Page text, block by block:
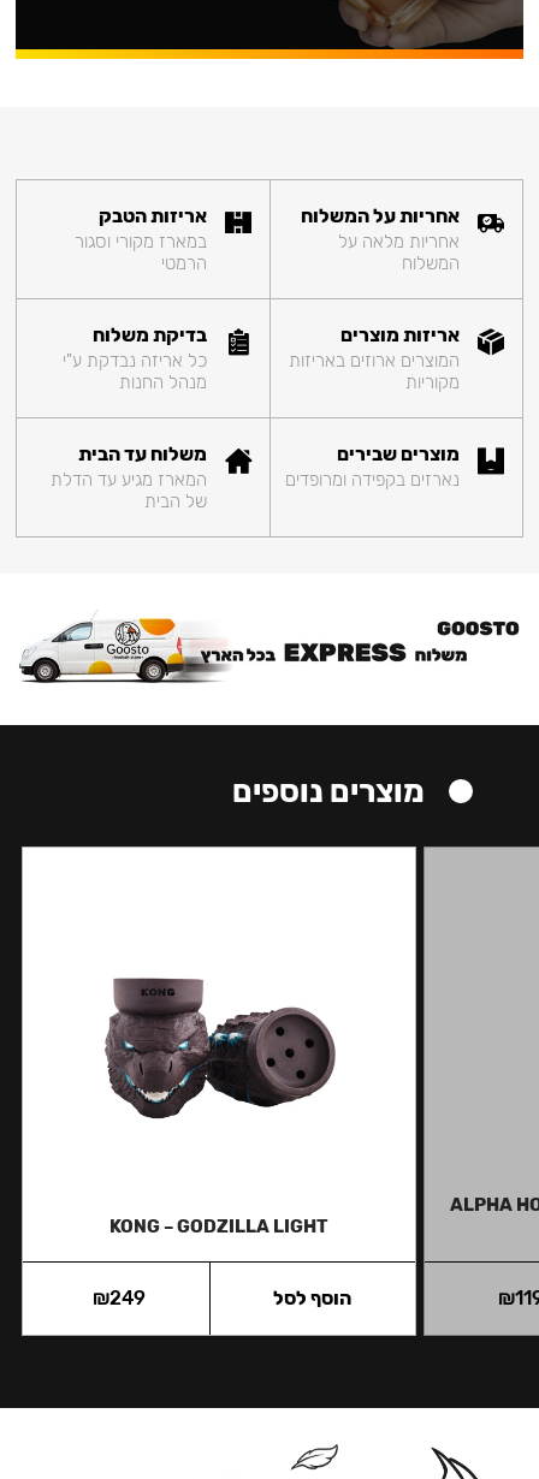
אחריות על המשלוח
אחריות מלאה על
המשלוח
אריזות הטבק
במארז מקורי וסגור
הרמטי
אריזות מוצרים
המוצרים ארוזים באריזות
מקוריות
בדיקת משלוח
כל אריזה נבדקת ע"י
מנהל החנות
מוצרים שבירים
נארזים בקפידה ומרופדים
משלוח עד הבית
המארז מגיע עד הדלת
של הבית
מוצרים נוספים
ALPHA
₪
KONG – GODZILLA LIGHT
₪249 הוסף לסל